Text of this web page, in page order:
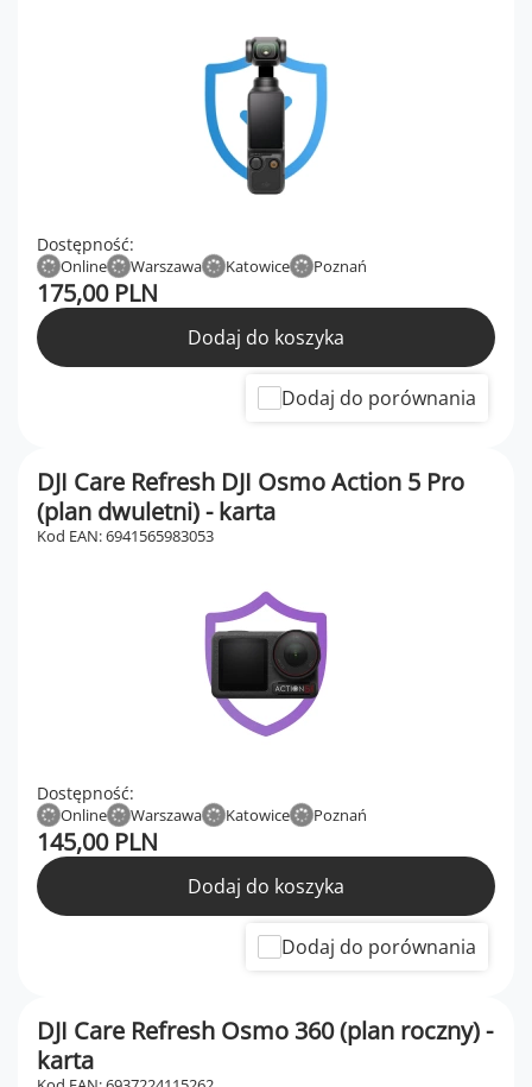
Dostępność:
Online Warszawa Katowice Poznań
175,00 PLN
Dodaj do koszyka
Dodaj do porównania
DJI Care Refresh DJI Osmo Action 5 Pro
(plan dwuletni) - karta
Kod EAN: 6941565983053
Dostępność:
Online Warszawa Katowice Poznań
145,00 PLN
Dodaj do koszyka
Dodaj do porównania
DJI Care Refresh Osmo 360 (plan roczny) -
karta